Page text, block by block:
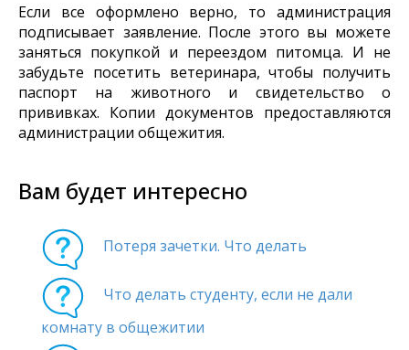
Если все оформлено верно, то администрация
подписывает заявление. После этого вы можете
заняться покупкой и переездом питомца. И не
забудьте посетить ветеринара, чтобы получить
паспорт на животного и свидетельство о
прививках. Копии документов предоставляются
администрации общежития.
Вам будет интересно
Потеря зачетки. Что делать
Что делать студенту, если не дали
комнату в общежитии